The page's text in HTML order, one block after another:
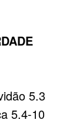
5.3
5.4-10